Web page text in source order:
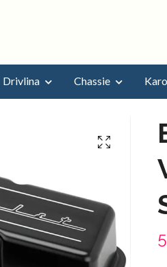
Drivlina Chassie